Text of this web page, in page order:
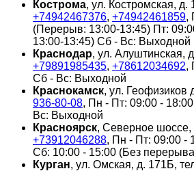
Кострома, ул. Костромская, д.
+74942467376, +74942461859,
(Перерыв: 13:00-13:45) Пт:
13:00-13:45) Сб - Вс: Выходной
Краснодар, ул. Алуштинская,
+79891985435, +78612034692,
Сб - Вс: Выходной
Краснокамск, ул. Геофизиков
936-80-08, Пн - Пт: 09:00 -
Вс: Выходной
Красноярск, Северное шоссе,
+73912046288, Пн - Пт: 09:00 -
Сб: 10:00 - 15:00 (Без
Курган, ул. Омская, д. 171Б,